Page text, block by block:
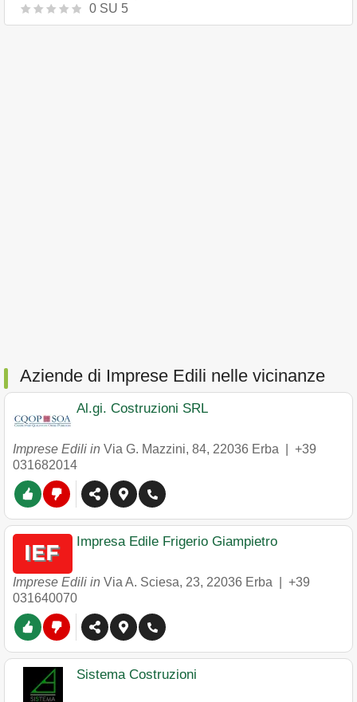
0 SU 5
Aziende di Imprese Edili nelle vicinanze
Al.gi. Costruzioni SRL
Imprese Edili in Via G. Mazzini, 84, 22036 Erba
+39
031682014
Impresa Edile Frigerio Giampietro
Imprese Edili in Via A. Sciesa, 23, 22036 Erba
+39
031640070
Sistema Costruzioni